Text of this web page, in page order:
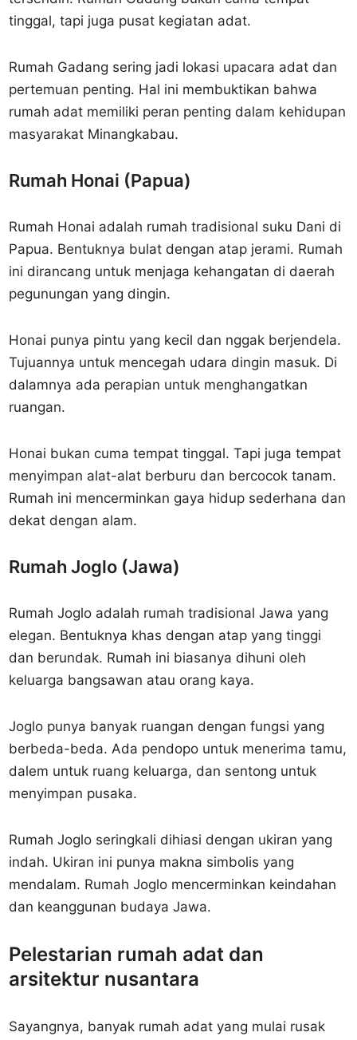
tinggal, tapi juga pusat kegiatan adat.
Rumah Gadang sering jadi lokasi upacara adat dan
pertemuan penting. Hal ini membuktikan bahwa
rumah adat memiliki peran penting dalam kehidupan
masyarakat Minangkabau.
Rumah Honai (Papua)
Rumah Honai adalah rumah tradisional suku Dani di
Papua. Bentuknya bulat dengan atap jerami. Rumah
ini dirancang untuk menjaga kehangatan di daerah
pegunungan yang dingin.
Honai punya pintu yang kecil dan nggak berjendela.
Tujuannya untuk mencegah udara dingin masuk. Di
dalamnya ada perapian untuk menghangatkan
ruangan.
Honai bukan cuma tempat tinggal. Tapi juga tempat
menyimpan alat-alat berburu dan bercocok tanam.
Rumah ini mencerminkan gaya hidup sederhana dan
dekat dengan alam.
Rumah Joglo (Jawa)
Rumah Joglo adalah rumah tradisional Jawa yang
elegan. Bentuknya khas dengan atap yang tinggi
dan berundak. Rumah ini biasanya dihuni oleh
keluarga bangsawan atau orang kaya.
Joglo punya banyak ruangan dengan fungsi yang
berbeda-beda. Ada pendopo untuk menerima tamu,
dalem untuk ruang keluarga, dan sentong untuk
menyimpan pusaka.
Rumah Joglo seringkali dihiasi dengan ukiran yang
indah. Ukiran ini punya makna simbolis yang
mendalam. Rumah Joglo mencerminkan keindahan
dan keanggunan budaya Jawa.
Pelestarian rumah adat dan
arsitektur nusantara
Sayangnya, banyak rumah adat yang mulai rusak